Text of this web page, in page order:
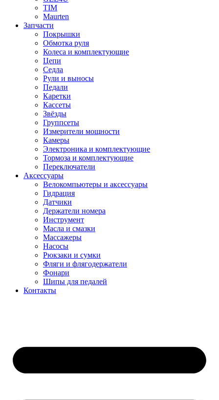
TIM
Maurten
Запчасти
Покрышки
Обмотка руля
Колеса и комплектующие
Цепи
Седла
Рули и выносы
Педали
Каретки
Кассеты
Звёзды
Группсеты
Измерители мощности
Камеры
Электроника и комплектующие
Тормоза и комплектующие
Переключатели
Аксессуары
Велокомпьютеры и аксессуары
Гидрация
Датчики
Держатели номера
Инструмент
Масла и смазки
Массажеры
Насосы
Рюкзаки и сумки
Фляги и флягодержатели
Фонари
Шипы для педалей
Контакты